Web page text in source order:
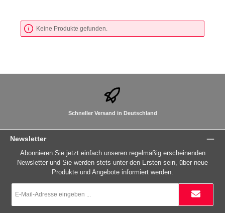
Keine Produkte gefunden.
Schneller Versand in Deutschland
Newsletter
Abonnieren Sie jetzt einfach unseren regelmäßig erscheinenden
Newsletter und Sie werden stets unter den Ersten sein, über neue
Produkte und Angebote informiert werden.
Mail-